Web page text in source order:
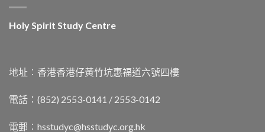
Holy Spirit Study Centre
地址︰香港香港仔黃竹坑惠福道六號四樓
電話：(852) 2553-0141 / 2553-0142
電郵︰ hsstudyc@hsstudyc.org.hk